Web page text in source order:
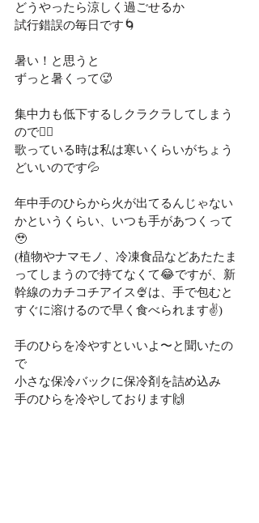
どうやったら涼しく過ごせるか
試行錯誤の毎日です🌀
暑い！と思うと
ずっと暑くって🥵
集中力も低下するしクラクラしてしまう
ので😵‍💫
歌っている時は私は寒いくらいがちょう
どいいのです💦
年中手のひらから火が出てるんじゃない
かというくらい、いつも手があつくって
🥹
(植物やナマモノ、冷凍食品などあたたま
ってしまうので持てなくて😂ですが、新
幹線のカチコチアイス🍨は、手で包むと
すぐに溶けるので早く食べられます✌️)
手のひらを冷やすといいよ〜と聞いたの
で
小さな保冷バックに保冷剤を詰め込み
手のひらを冷やしております🙌